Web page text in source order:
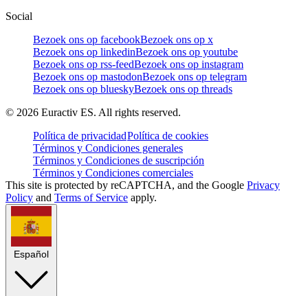
Social
Bezoek ons op facebookBezoek ons op x
Bezoek ons op linkedinBezoek ons op youtube
Bezoek ons op rss-feedBezoek ons op instagram
Bezoek ons op mastodonBezoek ons op telegram
Bezoek ons op blueskyBezoek ons op threads
© 2026 Euractiv ES. All rights reserved.
Política de privacidadPolítica de cookies
Términos y Condiciones generales
Términos y Condiciones de suscripción
Términos y Condiciones comerciales
This site is protected by reCAPTCHA, and the Google Privacy
Policy and Terms of Service apply.
Español